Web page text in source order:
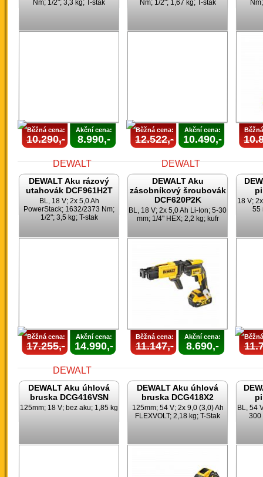
Nm; 1/2"; 3,3 kg; T-stak
Běžná cena:
10.290,-
Akční cena:
8.990,-
Nm; 1/2"; 1,67 kg; T-stak
Běžná cena:
12.522,-
Akční cena:
10.490,-
DEWALT Aku rázový
utahovák DCF961H2T
BL, 18 V; 2x 5,0 Ah
PowerStack; 1632/2373 Nm;
1/2"; 3,5 kg; T-stak
Běžná cena:
17.255,-
Akční cena:
14.990,-
DEWALT Aku
zásobníkový šroubovák
DCF620P2K
BL, 18 V; 2x 5,0 Ah Li-Ion; 5-30
mm; 1/4" HEX; 2,2 kg; kufr
Běžná cena:
11.147,-
Akční cena:
8.690,-
18 V;
55
DEWALT Aku úhlová
bruska DCG416VSN
125mm; 18 V; bez aku; 1,85 kg
DEWALT Aku úhlová
bruska DCG418X2
125mm; 54 V; 2x 9,0 (3,0) Ah
FLEXVOLT; 2,18 kg; T-Stak
BL, 54
300